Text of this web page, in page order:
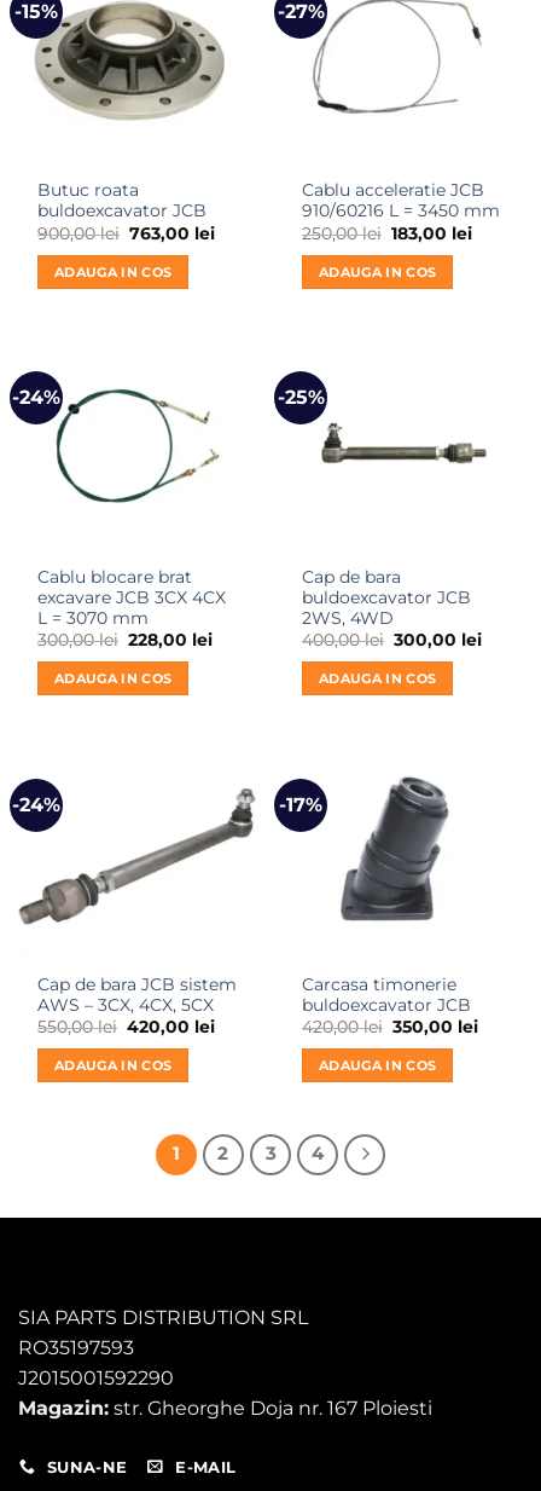
-15%
Butuc roata
buldoexcavator JCB
900,00lei Prețul
inițial
a
fost:
900,00 lei.
763,00 leiPrețul
ADAUGA IN COS
-27%
Cablu acceleratie JCB
910/60216 L = 3450 mm
250,00lei Prețul
inițial
a
fost:
250,00 lei.
183,00 leiPrețul
ADAUGA IN COS
-24%
Cablu blocare brat
excavare JCB 3CX 4CX
L = 3070 mm
300,00lei Prețul
inițial
a
fost:
300,00 lei.
228,00 leiPrețul
ADAUGA IN COS
-25%
Cap de bara
buldoexcavator JCB
2WS, 4WD
400,00lei Prețul
inițial
a
fost:
400,00 lei.
300,00 leiPrețul
ADAUGA IN COS
-24%
Cap de bara JCB sistem
AWS – 3CX, 4CX, 5CX
550,00lei Prețul
inițial
a
fost:
550,00 lei.
420,00 leiPrețul
ADAUGA IN COS
-17%
Carcasa timonerie
buldoexcavator JCB
420,00lei Prețul
inițial
a
fost:
420,00 lei.
350,00 leiPrețul
ADAUGA IN COS
1 2 3 4
SIA PARTS DISTRIBUTION SRL
RO35197593
J2015001592290
Magazin: str. Gheorghe Doja nr. 167 Ploiesti
SUNA-NE E-MAIL